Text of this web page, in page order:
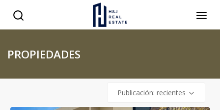
PROPIEDADES
Publicación: recientes